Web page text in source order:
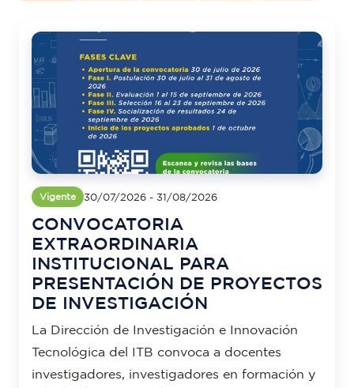
Vigente 30/07/2026 - 31/08/2026
CONVOCATORIA
EXTRAORDINARIA
INSTITUCIONAL PARA
PRESENTACIÓN DE PROYECTOS
DE INVESTIGACIÓN
La Dirección de Investigación e Innovación
Tecnológica del ITB convoca a docentes
investigadores, investigadores en formación y